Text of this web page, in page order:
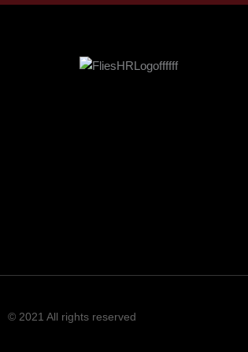
© 2021 All rights reserved